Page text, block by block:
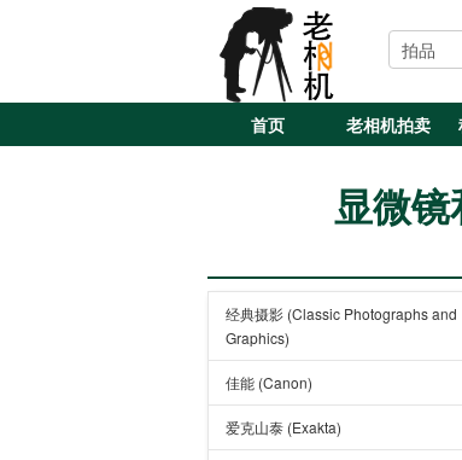
首页 老相机拍卖
显微
经典摄影 (Classic Photographs and
Graphics)
佳能 (Canon)
爱克山泰 (Exakta)